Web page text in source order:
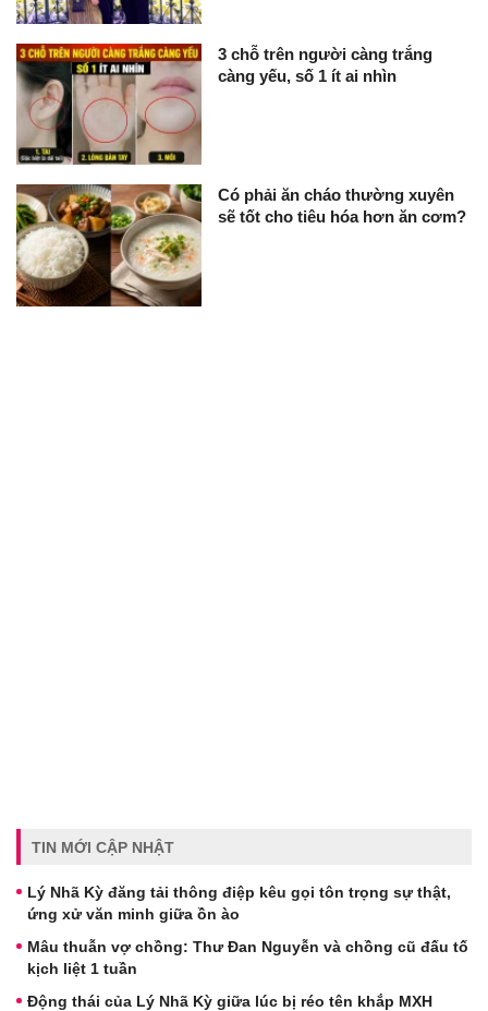
3 chỗ trên người càng trắng
càng yếu, số 1 ít ai nhìn
Có phải ăn cháo thường xuyên
sẽ tốt cho tiêu hóa hơn ăn cơm?
TIN MỚI CẬP NHẬT
Lý Nhã Kỳ đăng tải thông điệp kêu gọi tôn trọng sự thật,
ứng xử văn minh giữa ồn ào
Mâu thuẫn vợ chồng: Thư Đan Nguyễn và chồng cũ đấu tố
kịch liệt 1 tuần
Động thái của Lý Nhã Kỳ giữa lúc bị réo tên khắp MXH